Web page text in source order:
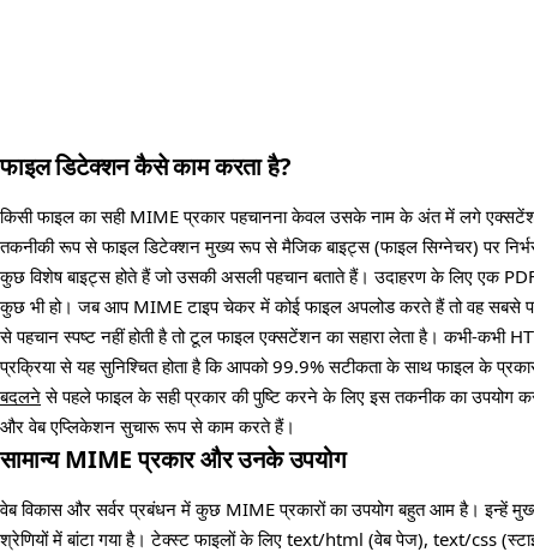
फाइल डिटेक्शन कैसे काम करता है?
किसी फाइल का सही MIME प्रकार पहचानना केवल उसके नाम के अंत में लगे
तकनीकी रूप से फाइल डिटेक्शन मुख्य रूप से मैजिक बाइट्स (फाइल सिग्नेचर) पर
कुछ विशेष बाइट्स होते हैं जो उसकी असली पहचान बताते हैं। उदाहरण के लिए एक
कुछ भी हो। जब आप MIME टाइप चेकर में कोई फाइल अपलोड करते हैं तो वह सबसे
से पहचान स्पष्ट नहीं होती है तो टूल फाइल एक्सटेंशन का सहारा लेता है। कभी-कभी
प्रक्रिया से यह सुनिश्चित होता है कि आपको 99.9% सटीकता के साथ फाइल के
बदलनेसे पहले फाइल के सही प्रकार की पुष्टि करने के लिए इस तकनीक का उपयोग
और वेब एप्लिकेशन सुचारू रूप से काम करते हैं।
सामान्य MIME प्रकार और उनके उपयोग
वेब विकास और सर्वर प्रबंधन में कुछ MIME प्रकारों का उपयोग बहुत आम है। इन्हें
श्रेणियों में बांटा गया है। टेक्स्ट फाइलों के लिए text/html (वेब पेज), text/css